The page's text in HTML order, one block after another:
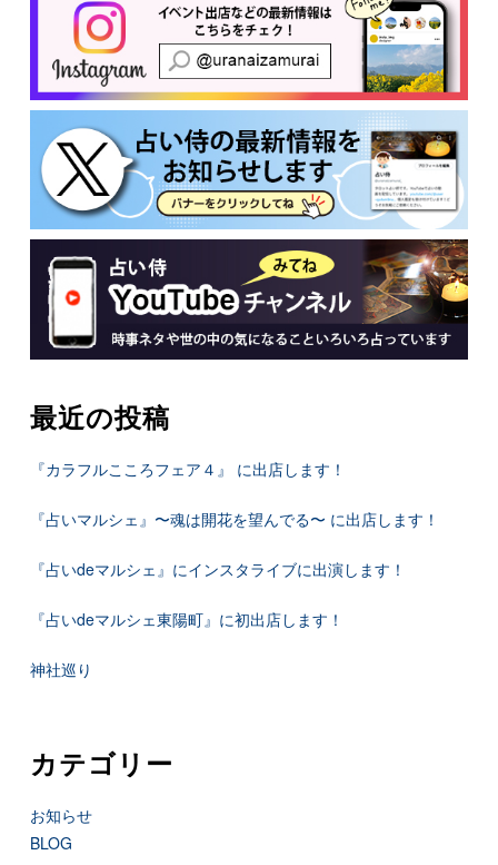
最近の投稿
『カラフルこころフェア４』 に出店します！
『占いマルシェ』〜魂は開花を望んでる〜 に出店します！
『占いdeマルシェ』にインスタライブに出演します！
『占いdeマルシェ東陽町』に初出店します！
神社巡り
カテゴリー
お知らせ
BLOG